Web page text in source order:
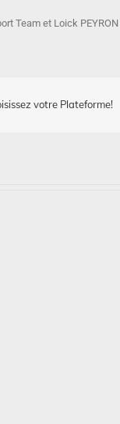
Team et Loick
votre Plateforme!